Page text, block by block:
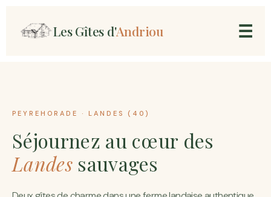
Les Gîtes d'Andriou ☰
PEYREHORADE · LANDES (40)
Séjournez au cœur des
Landessauvages